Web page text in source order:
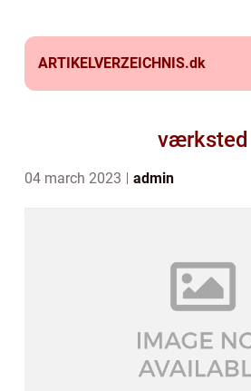
ARTIKELVERZEICHNIS.dk
værksted
04 march 2023 admin